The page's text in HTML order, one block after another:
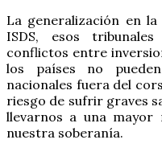
La generalización en
ISDS, esos
conflictos entre
los países no
nacionales fuera del
riesgo de sufrir graves
llevarnos a una mayor
nuestra soberanía.